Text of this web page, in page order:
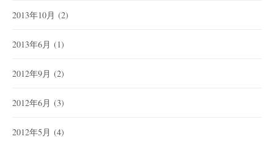
2013年10月 (2)
2013年6月 (1)
2012年9月 (2)
2012年6月 (3)
2012年5月 (4)